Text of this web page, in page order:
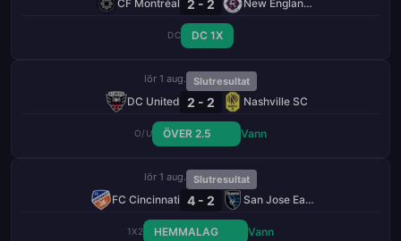
CF Montréal 2 - 2 New England Revolution
DC DC 1X
lör 1 aug. Slutresultat
DC United 2 - 2 Nashville SC
O/U ÖVER 2.5 Vann
lör 1 aug. Slutresultat
FC Cincinnati 4 - 2 San Jose Earthquakes
1X2 HEMMALAG Vann